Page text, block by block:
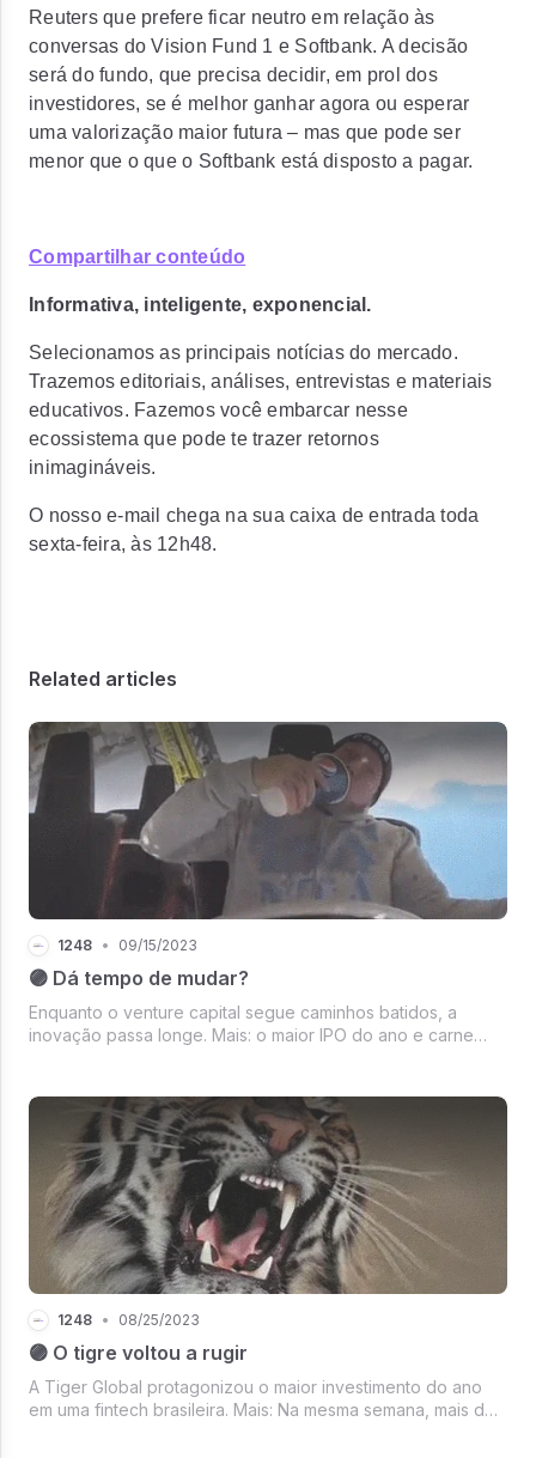
Reuters que prefere ficar neutro em relação às
conversas do Vision Fund 1 e Softbank. A decisão
será do fundo, que precisa decidir, em prol dos
investidores, se é melhor ganhar agora ou esperar
uma valorização maior futura – mas que pode ser
menor que o que o Softbank está disposto a pagar.
Compartilhar conteúdo
Informativa, inteligente, exponencial.
Selecionamos as principais notícias do mercado.
Trazemos editoriais, análises, entrevistas e materiais
educativos. Fazemos você embarcar nesse
ecossistema que pode te trazer retornos
inimagináveis.
O nosso e-mail chega na sua caixa de entrada toda
sexta-feira, às 12h48.
Related articles
1248 • 09/15/2023
🟣 Dá tempo de mudar?
Enquanto o venture capital segue caminhos batidos, a
inovação passa longe. Mais: o maior IPO do ano e carne
1248 • 08/25/2023
🟣 O tigre voltou a rugir
A Tiger Global protagonizou o maior investimento do ano
em uma fintech brasileira. Mais: Na mesma semana, mais de